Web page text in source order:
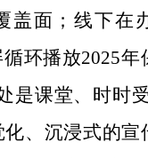
盖面；线下在
环播放2025年
是课堂、时时
、沉浸式的宣